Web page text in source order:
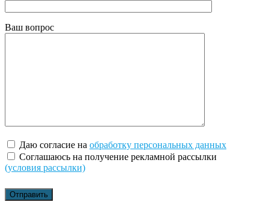
Ваш вопрос
Даю согласие на обработку персональных данных
Соглашаюсь на получение рекламной рассылки
(условия рассылки)